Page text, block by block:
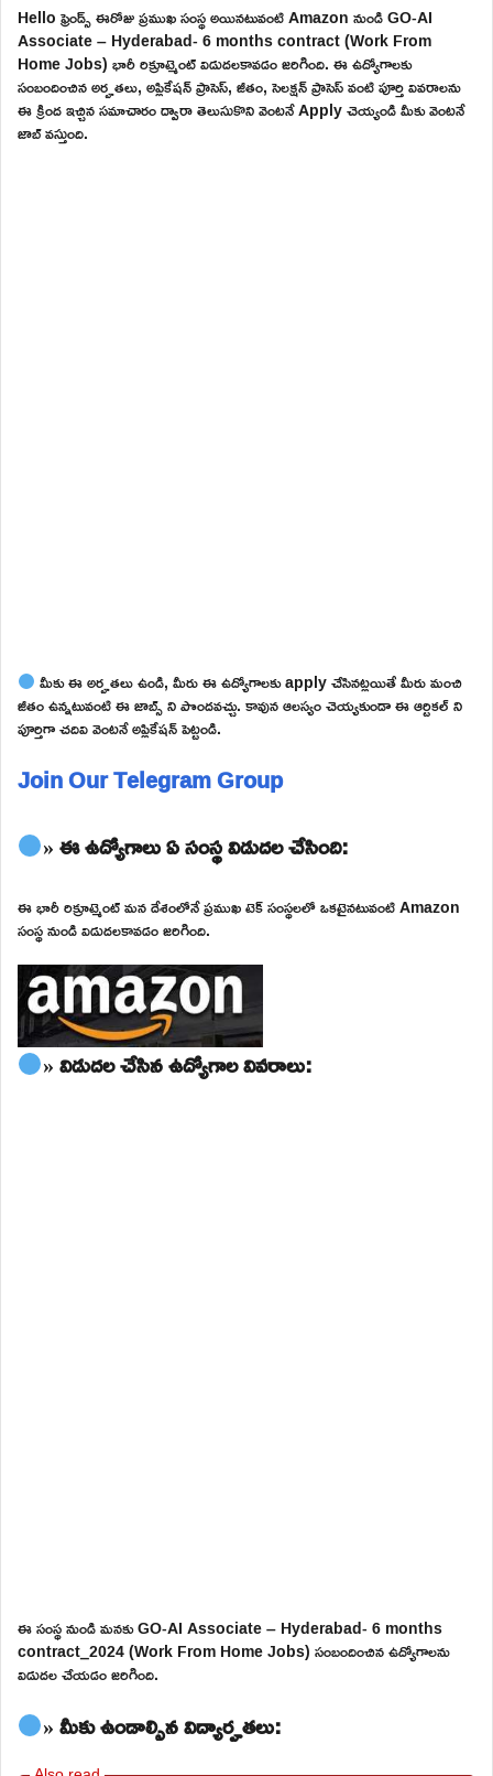
Hello ఫ్రెండ్స్ ఈరోజు ప్రముఖ సంస్థ అయినటువంటి Amazon నుండి GO-AI
Associate – Hyderabad- 6 months contract (Work From
Home Jobs) భారీ రిక్రూట్మెంట్ విడుదలకావడం జరిగింది. ఈ ఉద్యోగాలకు
సంబందించిన అర్హతలు, అప్లికేషన్ ప్రాసెస్, జీతం, సెలక్షన్ ప్రాసెస్ వంటి పూర్తి వివరాలను
ఈ క్రింద ఇచ్చిన సమాచారం ద్వారా తెలుసుకొని వెంటనే Apply చెయ్యండి మీకు వెంటనే
జాబ్ వస్తుంది.
మీకు ఈ అర్హతలు ఉండి, మీరు ఈ ఉద్యోగాలకు apply చేసినట్లయితే మీరు మంచి
జీతం ఉన్నటువంటి ఈ జాబ్స్ ని పొందవచ్చు. కావున ఆలస్యం చెయ్యకుండా ఈ ఆర్టికల్ ని
పూర్తిగా చదివి వెంటనే అప్లికేషన్ పెట్టండి.
Join Our Telegram Group
» ఈ ఉద్యోగాలు ఏ సంస్థ విడుదల చేసింది:
ఈ భారీ రిక్రూట్మెంట్ మన దేశంలోనే ప్రముఖ టెక్ సంస్థలలో ఒకటైనటువంటి Amazon
సంస్థ నుండి విడుదలకావడం జరిగింది.
» విడుదల చేసిన ఉద్యోగాల వివరాలు:
ఈ సంస్థ నుండి మనకు GO-AI Associate – Hyderabad- 6 months
contract_2024 (Work From Home Jobs) సంబందించిన ఉద్యోగాలను
విడుదల చేయడం జరిగింది.
» మీకు ఉండాల్సిన విద్యార్హతలు: